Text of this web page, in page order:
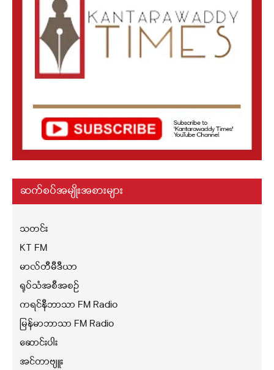
ဆက်စပ်အမျိုးအစားများ
သတင်း
KT FM
မာလ်တီမီဒီယာ
ရုပ်သံအစီအစဉ်
ကရင်နီဘာသာ FM Radio
မြန်မာဘာသာ FM Radio
ဆောင်းပါး
အင်တာဗျူး